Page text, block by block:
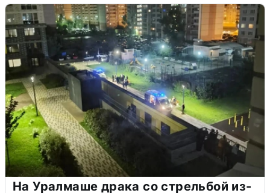
На Уралмаше драка со стрельбой из-